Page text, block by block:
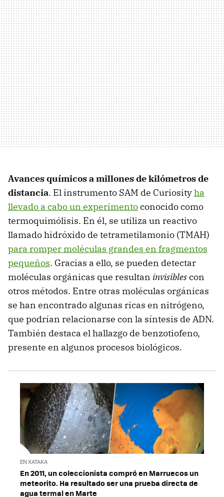
Avances químicos a millones de kilómetros de
distancia. El instrumento SAM de Curiosityha
llevado a cabo un experimentoconocido como
termoquimólisis. En él, se utiliza un reactivo
llamado hidróxido de tetrametilamonio (TMAH)
para romper moléculas grandes en fragmentos
pequeños. Gracias a ello, se pueden detectar
moléculas orgánicas que resultan invisiblescon
otros métodos. Entre otras moléculas orgánicas
se han encontrado algunas ricas en nitrógeno,
que podrían relacionarse con la síntesis de ADN.
También destaca el hallazgo de benzotiofeno,
presente en algunos procesos biológicos.
EN XATAKA
En 2011, un coleccionista compró en Marruecos un
meteorito. Ha resultado ser una prueba directa de
agua termal en Marte